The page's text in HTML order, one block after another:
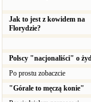
Jak to jest z kowidem na
Florydzie?
Polscy "nacjonaliści" o
Po prostu zobaczcie
"Górale to męczą konie"